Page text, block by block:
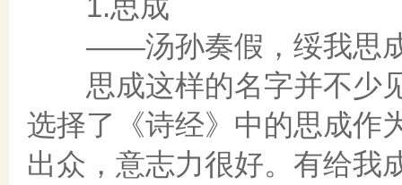
——汤孙奏假，绥我思
思成这样的名字并不少见
选择了《诗经》中的思成作
出众，意志力很好。有给我